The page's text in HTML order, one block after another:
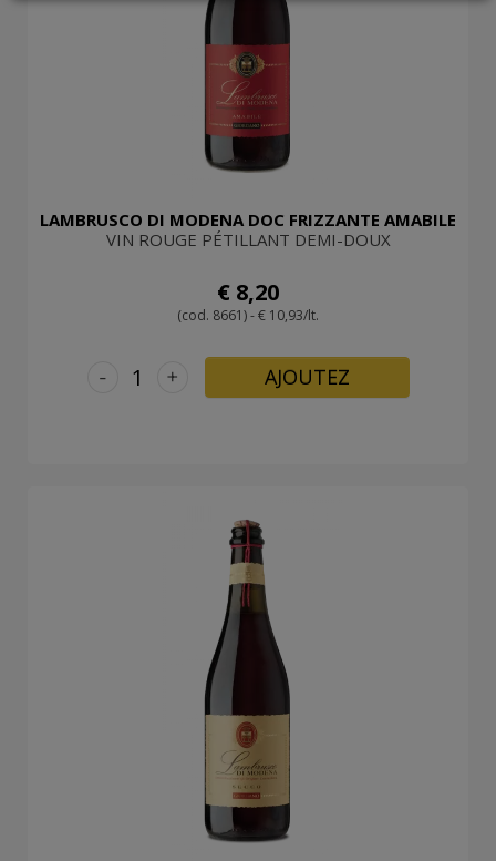
LAMBRUSCO DI MODENA DOC FRIZZANTE AMABILE
VIN ROUGE PÉTILLANT DEMI-DOUX
€ 8,20
(cod. 8661) - € 10,93/lt.
+
- AJOUTEZ